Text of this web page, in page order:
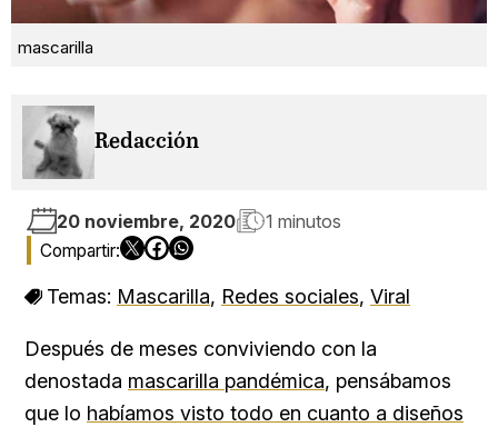
mascarilla
Redacción
20 noviembre, 2020 1 minutos
Temas: Mascarilla, Redes sociales, Viral
Después de meses conviviendo con la
denostada mascarilla pandémica, pensábamos
que lo habíamos visto todo en cuanto a diseños